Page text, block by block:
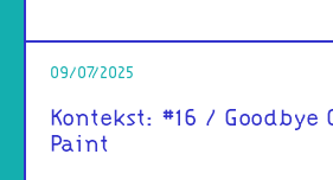
09/07/2025
Kontekst: #16 / Goodbye
Paint